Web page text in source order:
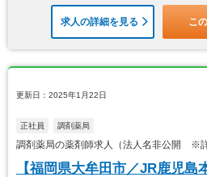
求人の詳細を見る こ
更新日：2025年1月22日
正社員 調剤薬局
調剤薬局の薬剤師求人（法人名非公開 ※詳
【福岡県大牟田市／JR鹿児